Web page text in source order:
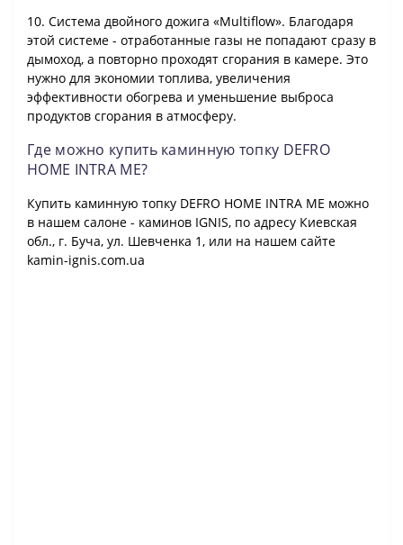
10. Система двойного дожига «Multiflow». Благодаря
этой системе - отработанные газы не попадают сразу в
дымоход, а повторно проходят сгорания в камере. Это
нужно для экономии топлива, увеличения
эффективности обогрева и уменьшение выброса
продуктов сгорания в атмосферу.
Где можно купить каминную топку DEFRO
HOME INTRA ME?
Купить каминную топку DEFRO HOME INTRA ME можно
в нашем салоне - каминов IGNIS, по адресу Киевская
обл., г. Буча, ул. Шевченка 1, или на нашем сайте
kamin-ignis.com.ua